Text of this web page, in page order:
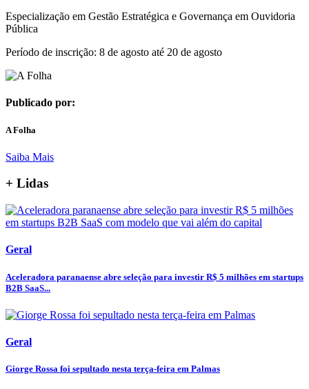
Especialização em Gestão Estratégica e Governança em Ouvidoria
Pública
Período de inscrição: 8 de agosto até 20 de agosto
Publicado por:
A Folha
Saiba Mais
+ Lidas
Geral
Aceleradora paranaense abre seleção para investir R$ 5 milhões em startups
B2B SaaS...
Geral
Giorge Rossa foi sepultado nesta terça-feira em Palmas